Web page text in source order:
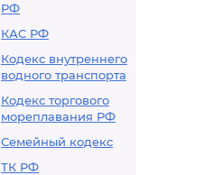
РФ
КАС РФ
Кодекс внутреннего
водного транспорта
Кодекс торгового
мореплавания РФ
Семейный кодекс
ТК РФ